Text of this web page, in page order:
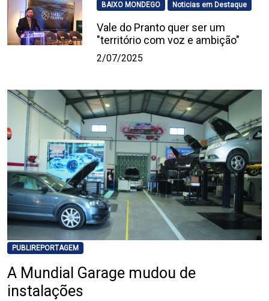
BAIXO MONDEGO Noticias em Destaque
Vale do Pranto quer ser um
"território com voz e ambição"
2/07/2025
PUBLIREPORTAGEM
A Mundial Garage mudou de
instalações